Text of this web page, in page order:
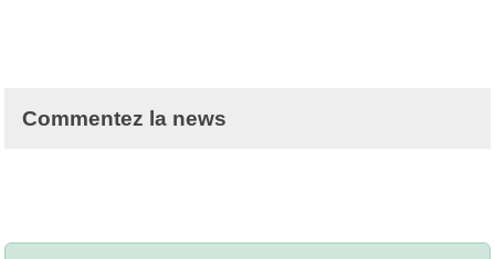
Commentez la news